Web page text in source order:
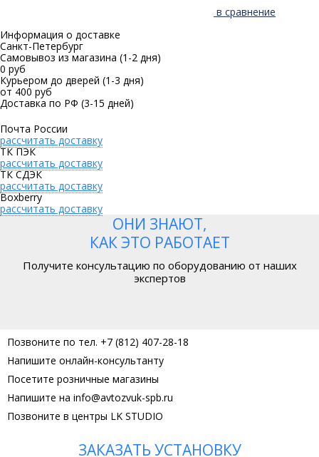
в сравнение
Информация о доставке
Санкт-Петербург
Самовывоз из магазина (1-2 дня)
0 руб
Курьером до дверей (1-3 дня)
от 400 руб
Доставка по РФ (3-15 дней)
Почта России
рассчитать доставку
ТК ПЭК
рассчитать доставку
ТК СДЭК
рассчитать доставку
Boxberry
рассчитать доставку
ОНИ ЗНАЮТ,
КАК ЭТО РАБОТАЕТ
Получите консультацию по оборудованию от наших
экспертов
Позвоните по тел. +7 (812) 407-28-18
Напишите онлайн-консультанту
Посетите розничные магазины
Напишите на info@avtozvuk-spb.ru
Позвоните в центры LK STUDIO
ЗАКАЗАТЬ УСТАНОВКУ